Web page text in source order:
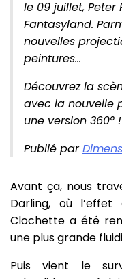
le 09 juillet, Peter
Fantasyland.
nouvelles
peintures…
Découvrez la
avec la nouvelle
une version 360° !
Publié par
Avant ça, nous
Darling, où
Clochette a été
une plus grande
Puis vient le